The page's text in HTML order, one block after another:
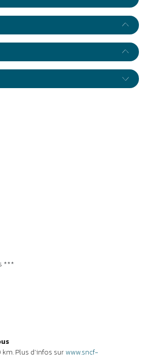
gare de Rochefort : ligne G, arrêt
www.rbus-transport.com
Vélo Tourisme. Plus d’infos sur